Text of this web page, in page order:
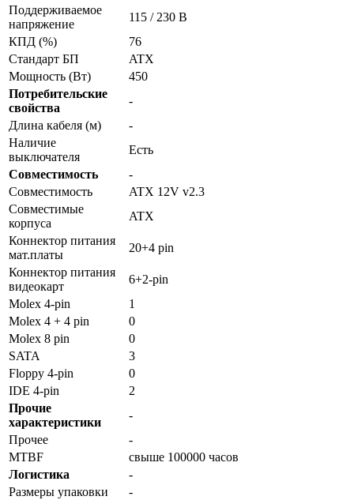
Поддерживаемое
напряжение
115 / 230 В
КПД (%)
76
Стандарт БП
ATX
Мощность (Вт)
450
Потребительские
свойства
-
Длина кабеля (м)
-
Наличие
выключателя
Есть
Совместимость
-
Совместимость
ATX 12V v2.3
Совместимые
корпуса
ATX
Коннектор питания
мат.платы
20+4 pin
Коннектор питания
видеокарт
6+2-pin
Molex 4-pin
1
Molex 4 + 4 pin
0
Molex 8 pin
0
SATA
3
Floppy 4-pin
0
IDE 4-pin
2
Прочие
характеристики
-
Прочее
-
MTBF
свыше 100000 часов
Логистика
-
Размеры упаковки
-